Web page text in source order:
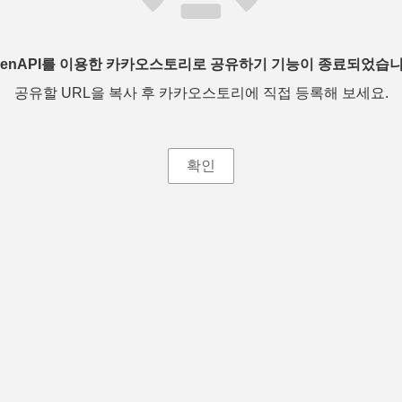
를 이용한 카카오스토리로 공유하기 기능이 종료되었습
공유할 URL을 복사 후 카카오스토리에 직접 등록해 보세요.
확인